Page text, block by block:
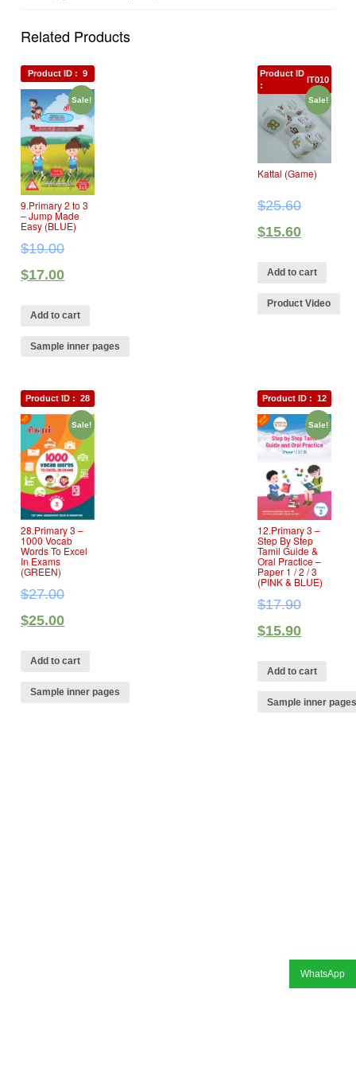
Related Products
Sale!
9.Primary 2 to 3
– Jump Made
Easy (BLUE)
$19.00
$17.00
Product ID :9
Add to cart
Sample inner pages
Sale!
Kattal (Game)
$25.60
$15.60
Product ID
:
IT010
Add to cart
Product Video
Sale!
28.Primary 3 –
1000 Vocab
Words To Excel
In Exams
(GREEN)
$27.00
$25.00
Product ID :28
Add to cart
Sample inner pages
Sale!
12.Primary 3 –
Step By Step
Tamil Guide &
Oral Practice –
Paper 1 / 2 / 3
(PINK & BLUE)
$17.90
$15.90
Product ID :12
Add to cart
Sample inner
WhatsApp